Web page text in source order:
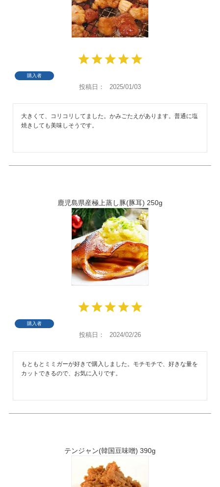
購入者
投稿日 2025/01/03
大きくて、コリコリしてました。かみごたえがあります。普通に塩
焼きしても美味しそうです。
鹿児島県産極上蒸し豚(豚耳) 250g
購入者
投稿日 2024/02/26
もともとミミガーが好きで購入しました。モチモチで、好きな量を
カットできるので、お気に入りです。
テンジャン(韓国豆味噌) 390g